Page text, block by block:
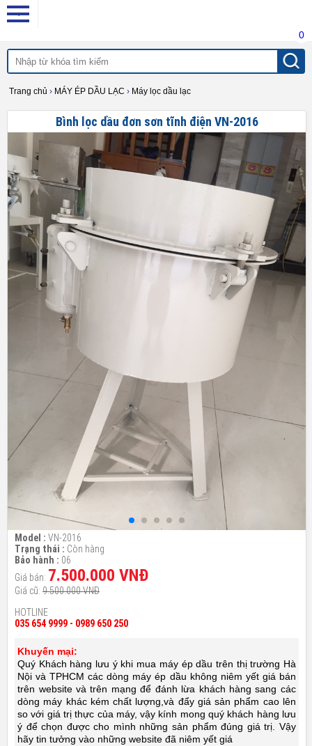
0
Trang chủ › MÁY ÉP DẦU LẠC › Máy lọc dầu lạc
Bình lọc dầu đơn sơn tĩnh điện VN-2016
Model : VN-2016
Trạng thái : Còn hàng
Bảo hành : 06
Giá bán: 7.500.000 VNĐ
Giá cũ: 9.500.000 VNĐ
HOTLINE
035 654 9999 - 0989 650 250
Khuyến mại:
Quý Khách hàng lưu ý khi mua máy ép dầu trên thị trường Hà
Nội và TPHCM các dòng máy ép dầu không niêm yết giá bán
trên website và trên mạng để đánh lừa khách hàng sang các
dòng máy khác kém chất lượng,và đẩy giá sản phẩm cao lên
so với giá trị thực của máy, vậy kính mong quý khách hàng lưu
ý để chọn được cho mình những sản phẩm đúng giá trị. Vậy
hãy tin tưởng vào những website đã niêm yết giá